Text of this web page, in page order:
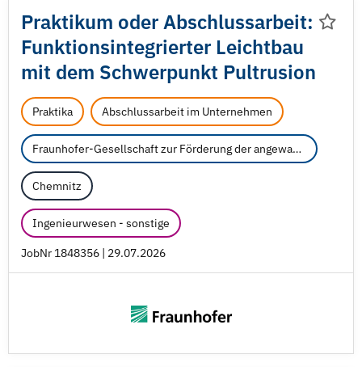
Praktikum oder Abschlussarbeit:
Funktionsintegrierter Leichtbau
mit dem Schwerpunkt Pultrusion
Praktika Abschlussarbeit im Unternehmen
Fraunhofer-Gesellschaft zur Förderung der angewandten Forschung e.V.
Chemnitz
Ingenieurwesen - sonstige
JobNr 1848356 | 29.07.2026